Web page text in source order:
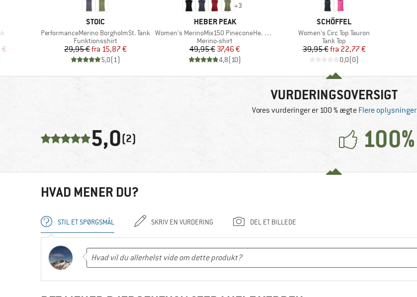
€
MÆRKE
STOIC
Artikel
PerformanceMerino BorgholmSt. Tank
Produktgruppe
Funktionsshirt
Pris
29,95 € Nedsat pris
fra 15,87 €
5,0(1)
+3
MÆRKE
HEBER PEAK
Artikel
Women's MerinoMix150 PineconeHe. Loose Tank
Produktgruppe
Merino-shirt
Pris
49,95 €Nedsat pris
37,46 €
4,8(10)
MÆRKE
SCHÖFFEL
Artikel
Women's Circ Top Tauron
Produktgruppe
Tank Top
Pris
39,95 € Nedsat pris
fra 22,77 €
0,0(0)
VURDERINGSOVERSIGT
Vores vurderinger er 100 % ægte Flere oplysninger
5,0(2) 100%
HVAD MENER DU?
STIL ET SPØRGSMÅL SKRIV EN VURDERING DEL ET BILLEDE